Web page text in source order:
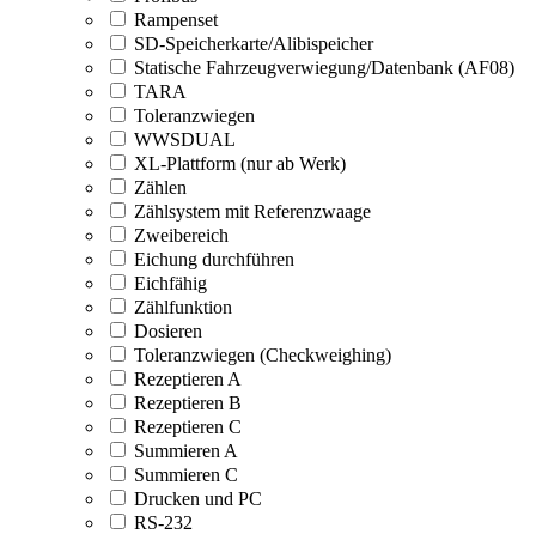
Rampenset
SD-Speicherkarte/Alibispeicher
Statische Fahrzeugverwiegung/Datenbank (AF08)
TARA
Toleranzwiegen
WWSDUAL
XL-Plattform (nur ab Werk)
Zählen
Zählsystem mit Referenzwaage
Zweibereich
Eichung durchführen
Eichfähig
Zählfunktion
Dosieren
Toleranzwiegen (Checkweighing)
Rezeptieren A
Rezeptieren B
Rezeptieren C
Summieren A
Summieren C
Drucken und PC
RS-232